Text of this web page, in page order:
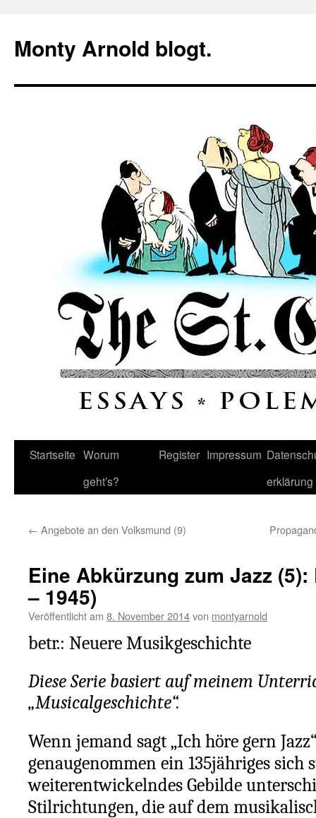
springen
Monty Arnold blogt.
Startseite Worum
geht’s?
Register Impressum
erklärung
← Angebote an den Volksmund (9)
Eine Abkürzung zum Jazz
– 1945)
Veröffentlicht am 8. November 2014von montyarnold
betr.: Neuere Musikgeschichte
Diese Serie basiert auf meinem
„Musicalgeschichte“.
Wenn jemand sagt „Ich höre gern
genaugenommen ein 135jähriges sich
weiterentwickelndes Gebilde
Stilrichtungen, die auf dem